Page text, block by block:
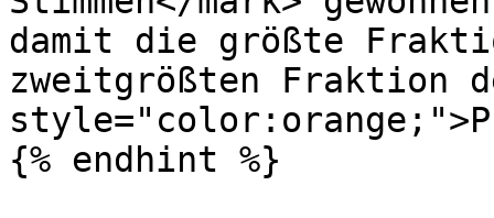
damit die größte
zweitgrößten Fraktion
{% endhint %}